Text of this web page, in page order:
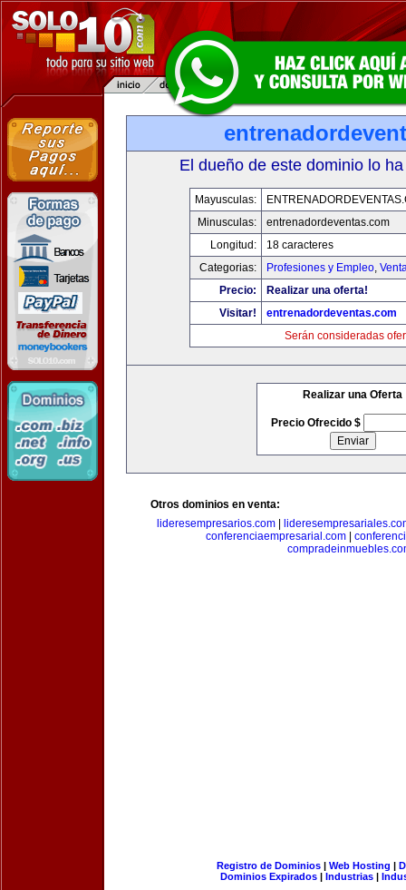
El dueño de este dominio lo
Mayusculas:
Minusculas:
entrenadordeventas.com
Longitud:
18 caracteres
Categorias:
Profesiones y Empleo,
Precio:
Realizar una oferta!
Visitar!
entrenadordeventas.com
Serán consideradas
Realizar una Oferta
Precio Ofrecido $
Otros dominios en venta:
lideresempresarios.com
conferenciaempresarial.com
Registro de Dominios| Web Hosting |
Dominios Expirados | Industrias |